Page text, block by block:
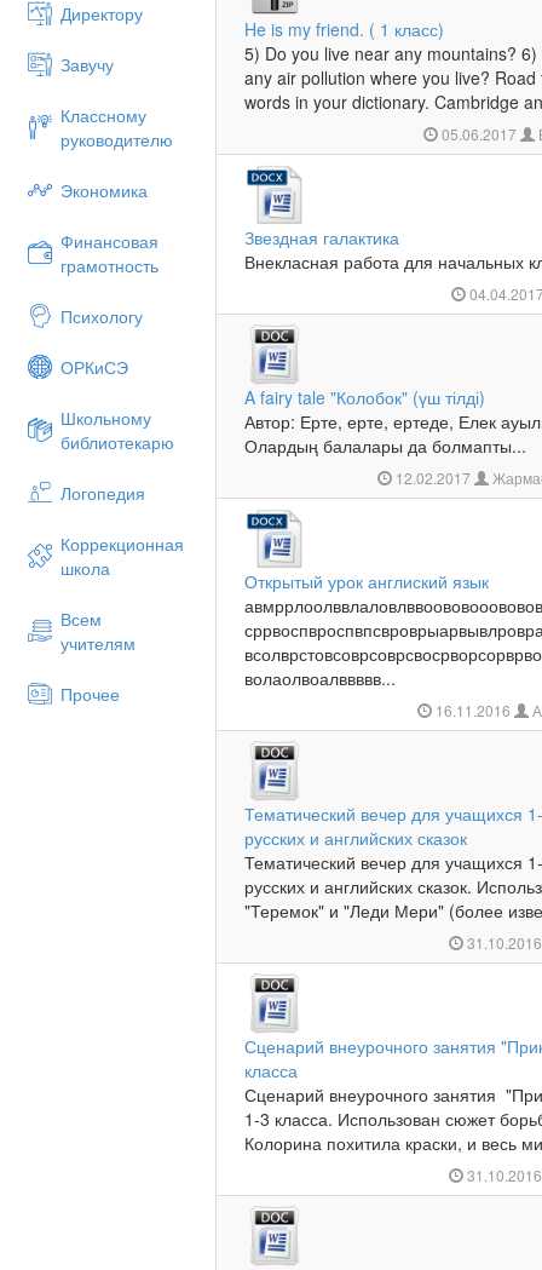
Директору
Завучу
Классному
руководителю
Экономика
Финансовая
грамотность
Психологу
ОРКиСЭ
Школьному
библиотекарю
Логопедия
Коррекционная
школа
Всем
учителям
Прочее
He is my friend. ( 1 класс)
5) Do you live near any mountains?
any air pollution where you live?
words in your dictionary. Cambridge
05.06.2017
Звездная галактика
Внекласная работа для начальных
A fairy tale "Колобок" (үш тілді)
Автор: Ерте, ерте, ертеде, Елек
Олардың балалары да болмапты...
12.02.2017
Открытый урок англиский язык
волаолвоалввввв...
16.11.2016
Тематический вечер для учащихся
русских и английских сказок
Тематический вечер для учащихся
русских и английских сказок.
"Теремок" и "Леди Мери" (более
Сценарий внеурочного занятия
класса
Сценарий внеурочного занятия
1-3 класса. Использован сюжет
Колорина похитила краски, и весь